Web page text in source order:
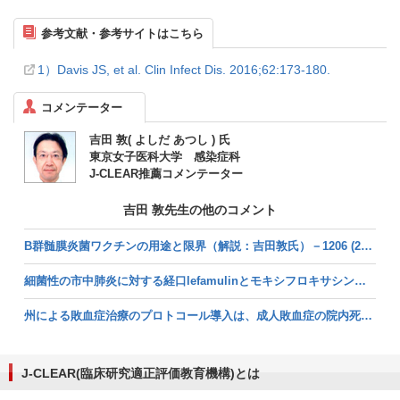
参考文献・参考サイトはこちら
1）Davis JS, et al. Clin Infect Dis. 2016;62:173-180.
コメンテーター
吉田 敦( よしだ あつし ) 氏
東京女子医科大学 感染症科
J-CLEAR推薦コメンテーター
吉田 敦先生の他のコメント
B群髄膜炎菌ワクチンの用途と限界（解説：吉田敦氏）－1206 (2020/04/01掲載)
細菌性の市中肺炎に対する経口lefamulinとモキシフロキサシンの比較試験（解説：吉田敦氏）－1157 (2019/12/18掲載)
州による敗血症治療のプロトコール導入は、成人敗血症の院内死亡の減少に寄与したか（解説：吉田敦氏）－1141 (2019/11/22掲載)
J-CLEAR(臨床研究適正評価教育機構)とは